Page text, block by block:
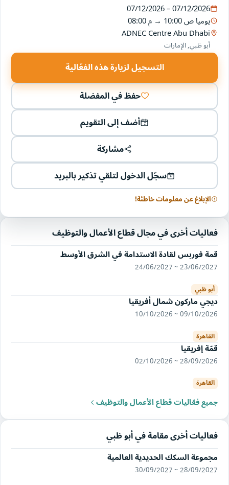
07/12/2026 – 07/12/2026
يوميا10:00 ص →08:00 م
ADNEC Centre Abu Dhabi
أبو ظبي, الإمارات
التسجيل لزيارة هذه الفعّالية
حفظ في المفضلة
أضف إلى التقويم
مشاركة
سجّل الدخول لتلقي تذكير بالبريد
الإبلاغ عن معلومات خاطئة!
فعاليات أخرى في مجال قطاع الأعمال والتوظيف
قمة فوربس لقادة الاستدامة في الشرق الأوسط
23/06/2027 ~ 24/06/2027
أبو ظبي
ديجي ماركون شمال أفريقيا
09/10/2026 ~ 10/10/2026
القاهرة
قمّة إفريقيا
28/09/2026 ~ 02/10/2026
القاهرة
جميع فعّاليات قطاع الأعمال والتوظيف
فعاليات أخرى مقامة في أبو ظبي
مجموعة السكك الحديدية العالمية
28/09/2027 ~ 30/09/2027